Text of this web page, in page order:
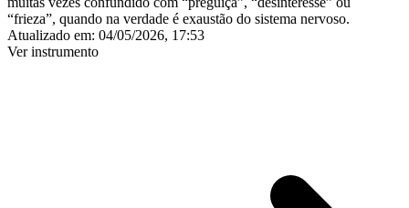
“frieza”, quando na verdade é exaustão do sistema nervoso.
Atualizado em: 04/05/2026, 17:53
Ver instrumento